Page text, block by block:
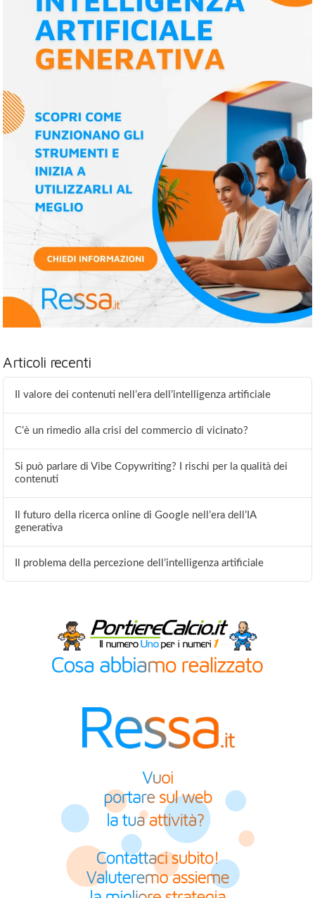
Articoli recenti
Il valore dei contenuti nell’era dell’intelligenza artificiale
C’è un rimedio alla crisi del commercio di vicinato?
Si può parlare di Vibe Copywriting? I rischi per la qualità dei
contenuti
Il futuro della ricerca online di Google nell’era dell’IA
generativa
Il problema della percezione dell’intelligenza artificiale